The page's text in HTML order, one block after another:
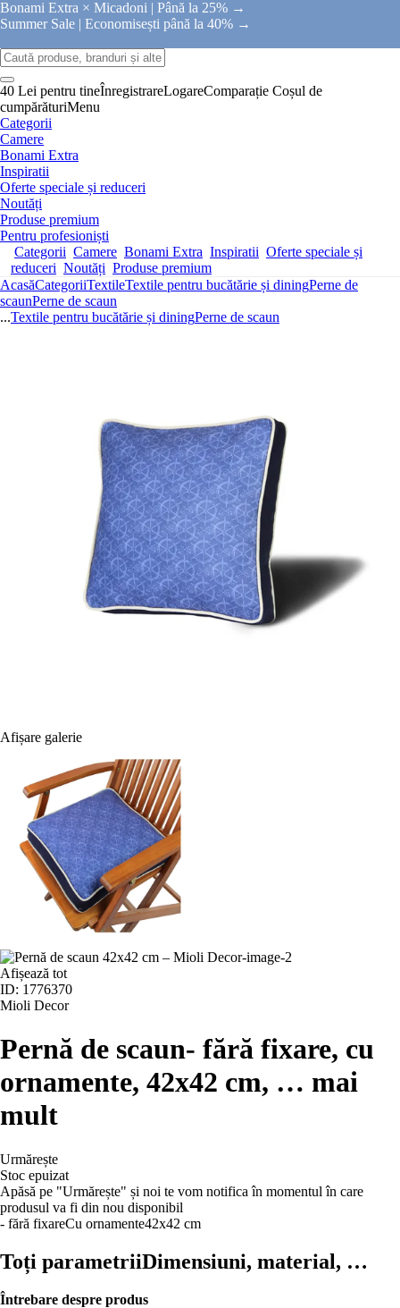
Bonami Extra × Micadoni | Până la 25% →
Summer Sale | Economisești până la 40% →
40 Lei pentru tineÎnregistrareLogareComparație Coșul de
cumpărăturiMenu
Categorii
Camere
Bonami Extra
Inspiratii
Oferte speciale și reduceri
Noutăți
Produse premium
Pentru profesioniști
Categorii Camere Bonami Extra Inspiratii Oferte speciale și
reduceri Noutăți Produse premium
AcasăCategoriiTextileTextile pentru bucătărie și diningPerne de
scaunPerne de scaun
...Textile pentru bucătărie și diningPerne de scaun
Afișare galerie
Afișează tot
ID: 1776370
Mioli Decor
Pernă de scaun- fără fixare, cu
ornamente, 42x42 cm, … mai
mult
Urmărește
Stoc epuizat
Apăsă pe "Urmărește" și noi te vom notifica în momentul în care
produsul va fi din nou disponibil
- fără fixareCu ornamente42x42 cm
Toți parametriiDimensiuni, material, …
Întrebare despre produs